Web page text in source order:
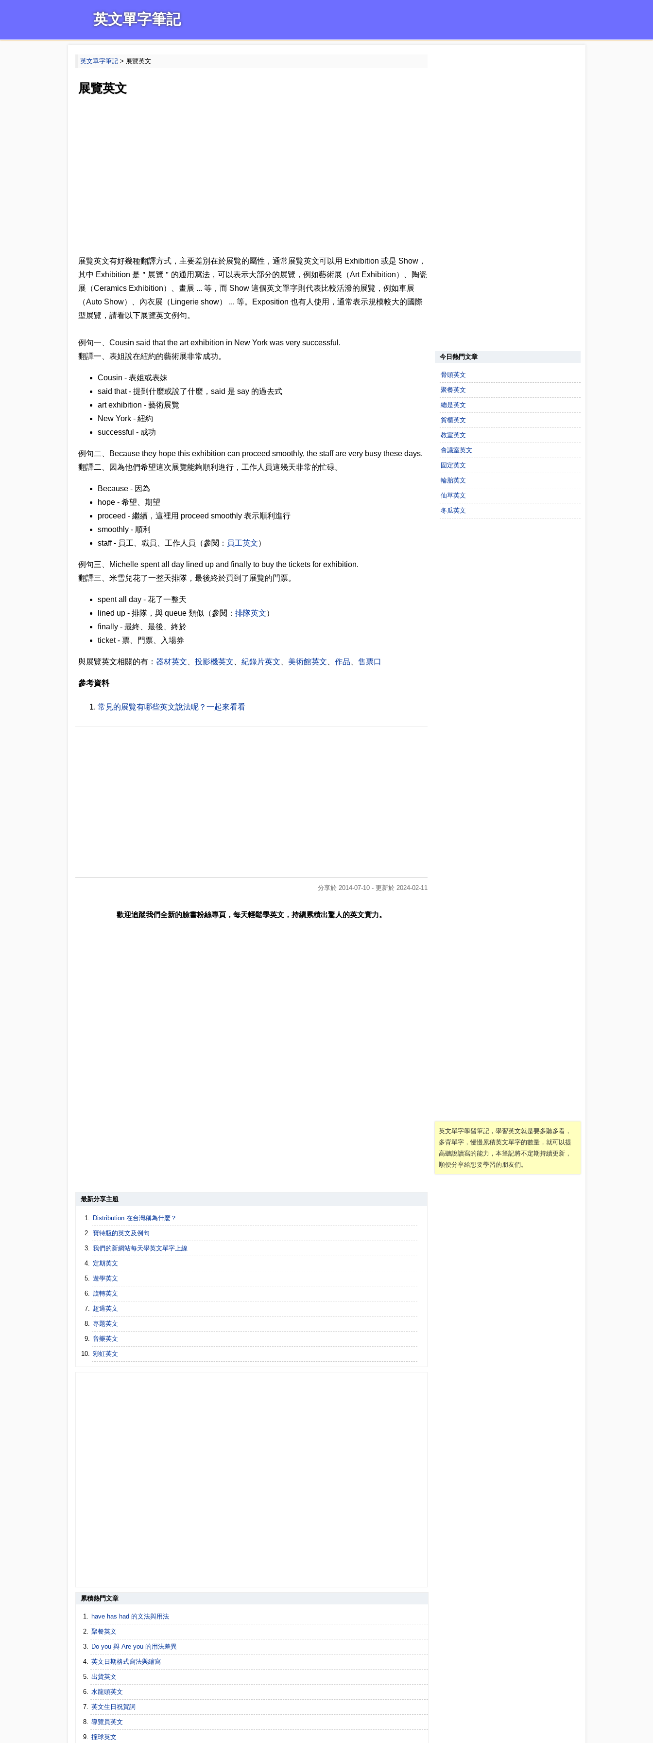
英文單字筆記
英文單字筆記> 展覽英文
展覽英文
展覽英文有好幾種翻譯方式，主要差別在於展覽的屬性，通常展覽英文可以用 Exhibition 或是 Show，
其中 Exhibition 是＂展覽＂的通用寫法，可以表示大部分的展覽，例如藝術展（Art Exhibition）、陶瓷
展（Ceramics Exhibition）、畫展 ... 等，而 Show 這個英文單字則代表比較活潑的展覽，例如車展
（Auto Show）、內衣展（Lingerie show） ... 等。Exposition 也有人使用，通常表示規模較大的國際
型展覽，請看以下展覽英文例句。
例句一、Cousin said that the art exhibition in New York was very successful.
翻譯一、表姐說在紐約的藝術展非常成功。
Cousin - 表姐或表妹
said that - 提到什麼或說了什麼，said 是 say 的過去式
art exhibition - 藝術展覽
New York - 紐約
successful - 成功
例句二、Because they hope this exhibition can proceed smoothly, the staff are very busy these days.
翻譯二、因為他們希望這次展覽能夠順利進行，工作人員這幾天非常的忙碌。
Because - 因為
hope - 希望、期望
proceed - 繼續，這裡用 proceed smoothly 表示順利進行
smoothly - 順利
staff - 員工、職員、工作人員（參閱： 員工英文）
例句三、Michelle spent all day lined up and finally to buy the tickets for exhibition.
翻譯三、米雪兒花了一整天排隊，最後終於買到了展覽的門票。
spent all day - 花了一整天
lined up - 排隊，與 queue 類似（參閱： 排隊英文）
finally - 最終、最後、終於
ticket - 票、門票、入場券
與展覽英文相關的有： 器材英文 投影機英文 紀錄片英文 美術館英文 作品 售票口
參考資料
常見的展覽有哪些英文說法呢？一起來看看
分享於 2014-07-10 - 更新於 2024-02-11
歡迎追蹤我們全新的臉書粉絲專頁，每天輕鬆學英文，持續累積出驚人的英文實力。
最新分享主題
Distribution 在台灣稱為什麼？
寶特瓶的英文及例句
我們的新網站每天學英文單字上線
定期英文
遊學英文
旋轉英文
超過英文
專題英文
音樂英文
彩虹英文
累積熱門文章
have has had 的文法與用法
聚餐英文
Do you 與 Are you 的用法差異
英文日期格式寫法與縮寫
出貨英文
水龍頭英文
英文生日祝賀詞
導覽員英文
撞球英文
今日熱門文章
骨頭英文
聚餐英文
總是英文
貨櫃英文
教室英文
會議室英文
固定英文
輪胎英文
仙草英文
冬瓜英文
英文單字學習筆記，學習英文就是要多聽多看，
多背單字，慢慢累積英文單字的數量，就可以提
高聽說讀寫的能力，本筆記將不定期持續更新，
順便分享給想要學習的朋友們。